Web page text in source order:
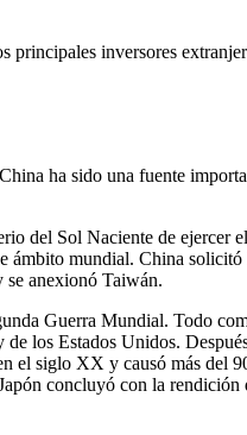
inversores
ha sido una fuente
del Sol Naciente de
mundial. China solicitó
se anexionó Taiwán.
Guerra Mundial. Todo
los Estados Unidos.
el siglo XX y causó más del
concluyó con la rendición